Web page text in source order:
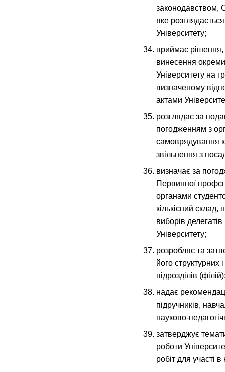
законодавством,
яке
Університету;
приймає рішення,
винесення
Університету на
визначеному
актами
розглядає за
погодженням з
самоврядування
звільнення з
визначає за
Первинної
органами
кількісний
виборів
Університету;
розробляє та
його структурних
підрозділів
надає
підручників,
науково-
затверджує
роботи
робіт для участі в